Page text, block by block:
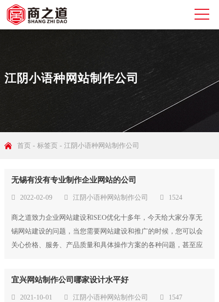
江阴小语种网站制作公司
首页 - 标签页 - 江阴小语种网站制作公司
无锡有没有专业制作企业网站的公司
2022-02-09 江阴小语种网站制作公司 1524
商之道致力企业网站建设和SEO优化十多年，今天给大家分享无
锡网站建设的问题，当您需要网站建设和推广的时候，您可以会
关心价格、服务、产品质量和具体操作方案的各种问题，甚至应
户案例的网站，根据无锡有没有专业制作企...
宜兴网站制作公司哪家设计水平好
2021-10-01 江阴小语种网站制作公司 1547